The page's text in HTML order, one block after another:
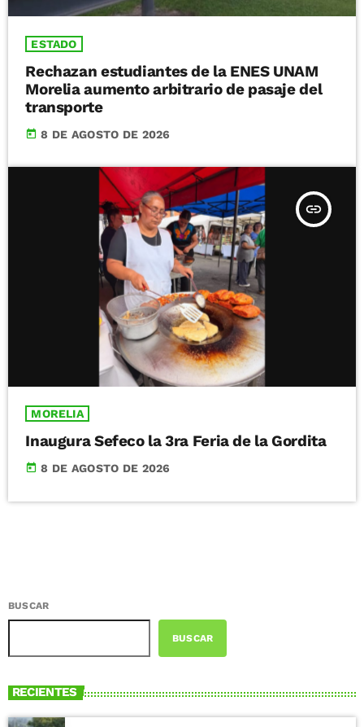
ESTADO
Rechazan estudiantes de la ENES UNAM
Morelia aumento arbitrario de pasaje del
transporte
today 8 DE AGOSTO DE 2026
insert_link
MORELIA
Inaugura Sefeco la 3ra Feria de la Gordita
today 8 DE AGOSTO DE 2026
BUSCAR
BUSCAR
RECIENTES